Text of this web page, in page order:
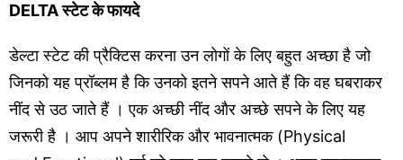
DELTA स्टेट के फायदे
डेल्टा स्टेट की प्रैक्टिस करना उन लोगों के लिए बहुत अच्छा है जो
जिनको यह प्रॉब्लम है कि उनको इतने सपने आते हैं कि वह घबराकर
नींद से उठ जाते हैं । एक अच्छी नींद और अच्छे सपने के लिए यह
जरूरी है । आप अपने शारीरिक और भावनात्मक (Physical